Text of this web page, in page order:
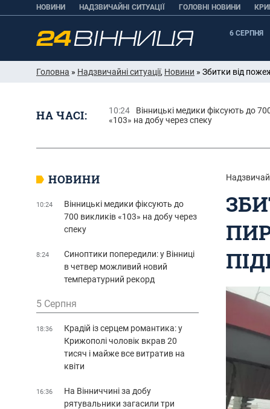
НОВИНИ НАДЗВИЧАЙНІ СИТУАЦІЇ ГОЛОВНІ НОВИНИ
6 СЕРПНЯ
Головна » Надзвичайні ситуації, Новини » Збитки від
НА ЧАСІ: 10:24
Вінницькі медики фіксують до
«103» на добу через спеку
НОВИНИ
10:24
Вінницькі медики фіксують до
700 викликів «103» на добу через
спеку
8:24
Синоптики попередили: у Вінниці
в четвер можливий новий
температурний рекорд
5 Серпня
18:36
Крадій із серцем романтика: у
Крижополі чоловік вкрав 20
тисяч і майже все витратив на
квіти
16:36
На Вінниччині за добу
рятувальники загасили три